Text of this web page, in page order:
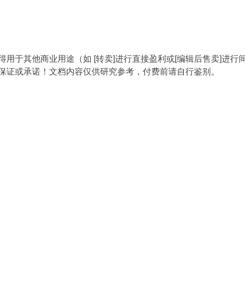
于其他商业用途（如 [转卖]进行直接盈利或[编辑后售卖]进行
或承诺！文档内容仅供研究参考，付费前请自行鉴别。